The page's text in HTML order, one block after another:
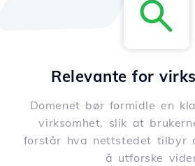
Relevante for
Domenet bør formidle en
virksomhet, slik at
forstår hva nettstedet tilbyr
å utforske